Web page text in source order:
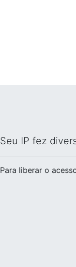
Seu IP fez
Para liberar o